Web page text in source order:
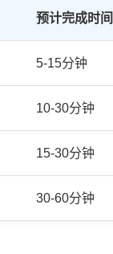
预计完成时间
5-15分钟
10-30分钟
15-30分钟
30-60分钟